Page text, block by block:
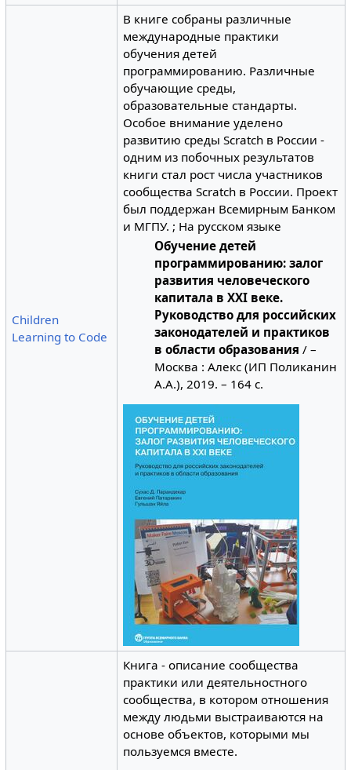
Children
Learning to Code
В книге собраны различные
международные практики
обучения детей
программированию. Различные
обучающие среды,
образовательные стандарты.
Особое внимание уделено
развитию среды Scratch в России -
одним из побочных результатов
книги стал рост числа участников
сообщества Scratch в России. Проект
был поддержан Всемирным Банком
и МГПУ. ; На русском языке
Обучение детей
программированию: залог
развития человеческого
капитала в XXI веке.
Руководство для российских
законодателей и практиков
в области образования / –
Москва : Алекс (ИП Поликанин
А.А.), 2019. – 164 с.
Книга - описание сообщества
практики или деятельностного
сообщества, в котором отношения
между людьми выстраиваются на
основе объектов, которыми мы
пользуемся вместе.